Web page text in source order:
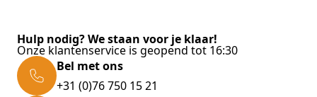
minder dan 2.50kg | 3 druppels
2.5 - 5kg | 7 druppels
5 - 10kg | 11 druppels
Hulp nodig? We staan voor je klaar!
Onze klantenservice is geopend tot 16:30
Bel met ons
+31 (0)76 750 15 21